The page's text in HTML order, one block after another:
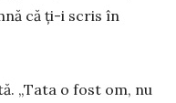
că ți-i scris în
„Tata o fost om, nu